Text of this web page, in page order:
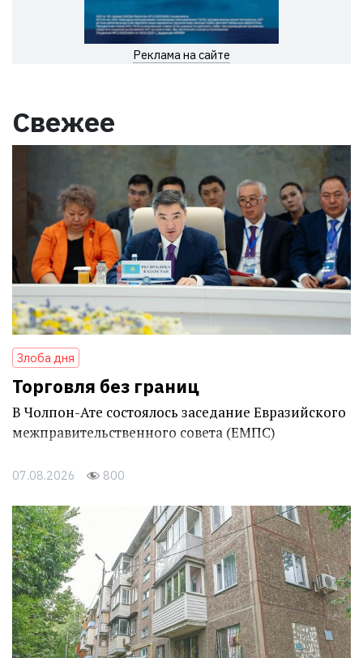
Реклама на сайте
Свежее
Злоба дня
Торговля без границ
В Чолпон-Ате состоялось заседание Евразийского
межправительственного совета (ЕМПС)
07.08.2026 800